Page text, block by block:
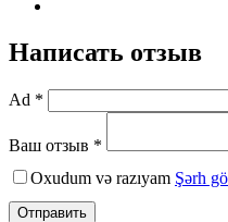
Написать отзыв
Ad *
Ваш отзыв *
Oxudum və razıyam Şərh
Отправить